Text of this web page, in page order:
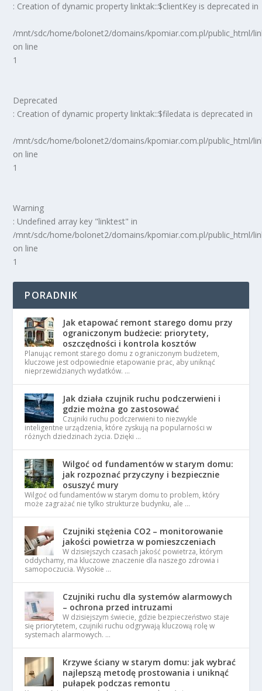
: Creation of dynamic property linktak::$clientKey is deprecated in
/mnt/sdc/home/bolonet2/domains/kpomiar.com.pl/public_html/
on line
1
Deprecated
: Creation of dynamic property linktak::$filedata is deprecated in
/mnt/sdc/home/bolonet2/domains/kpomiar.com.pl/public_html/
on line
1
Warning
: Undefined array key "linktest" in
/mnt/sdc/home/bolonet2/domains/kpomiar.com.pl/public_html/
on line
1
PORADNIK
Jak etapować remont starego domu przy
ograniczonym budżecie: priorytety,
oszczędności i kontrola kosztów
Planując remont starego domu z ograniczonym budżetem,
kluczowe jest odpowiednie etapowanie prac, aby uniknąć
nieprzewidzianych wydatków. …
Jak działa czujnik ruchu podczerwieni i
gdzie można go zastosować
Czujniki ruchu podczerwieni to niezwykle
inteligentne urządzenia, które zyskują na popularności w
różnych dziedzinach życia. Dzięki …
Wilgoć od fundamentów w starym domu:
jak rozpoznać przyczyny i bezpiecznie
osuszyć mury
Wilgoć od fundamentów w starym domu to problem, który
może zagrażać nie tylko strukturze budynku, ale …
Czujniki stężenia CO2 – monitorowanie
jakości powietrza w pomieszczeniach
W dzisiejszych czasach jakość powietrza, którym
oddychamy, ma kluczowe znaczenie dla naszego zdrowia i
samopoczucia. Wysokie …
Czujniki ruchu dla systemów alarmowych
– ochrona przed intruzami
W dzisiejszym świecie, gdzie bezpieczeństwo staje
się priorytetem, czujniki ruchu odgrywają kluczową rolę w
systemach alarmowych. …
Krzywe ściany w starym domu: jak wybrać
najlepszą metodę prostowania i uniknąć
pułapek podczas remontu